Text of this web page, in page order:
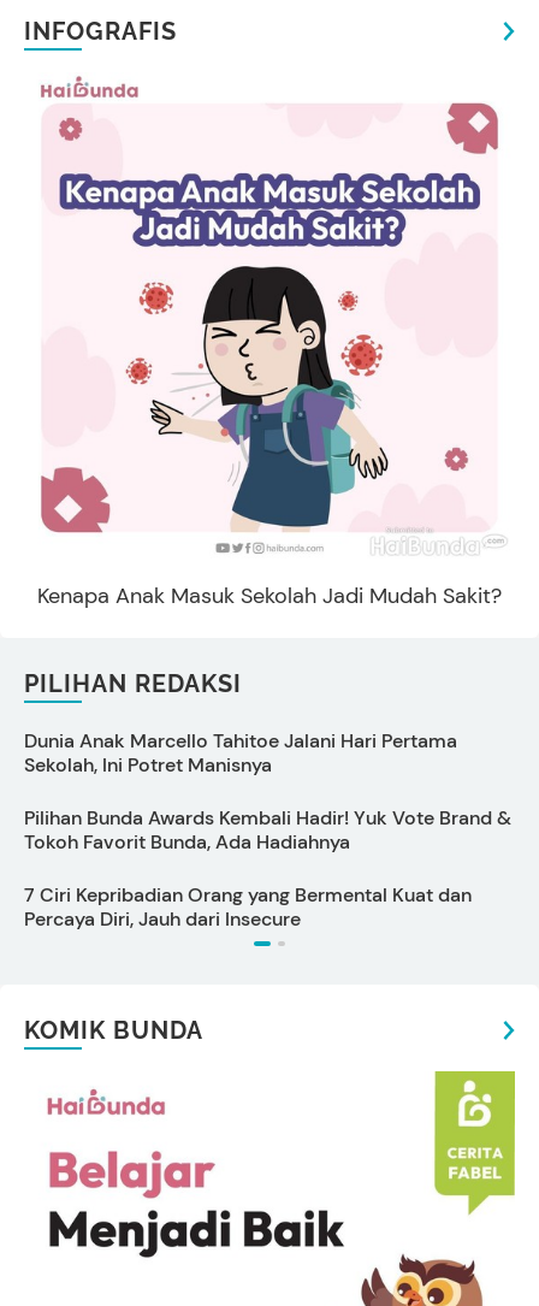
INFOGRAFIS
Kenapa Anak Masuk Sekolah Jadi Mudah Sakit?
PILIHAN REDAKSI
Dunia Anak Marcello Tahitoe Jalani Hari Pertama
Sekolah, Ini Potret Manisnya
Pilihan Bunda Awards Kembali Hadir! Yuk Vote Brand &
Tokoh Favorit Bunda, Ada Hadiahnya
7 Ciri Kepribadian Orang yang Bermental Kuat dan
Percaya Diri, Jauh dari Insecure
KOMIK BUNDA